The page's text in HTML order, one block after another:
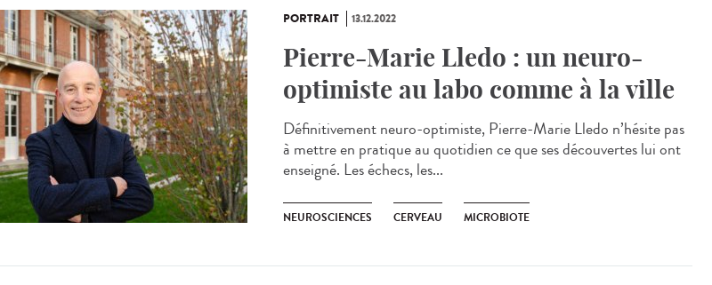
PORTRAIT 13.12.2022
Pierre-Marie Lledo : un neuro-
optimiste au labo comme à la ville
Définitivement neuro-optimiste, Pierre-Marie Lledo n’hésite pas
à mettre en pratique au quotidien ce que ses découvertes lui ont
enseigné. Les échecs, les...
NEUROSCIENCES CERVEAU MICROBIOTE